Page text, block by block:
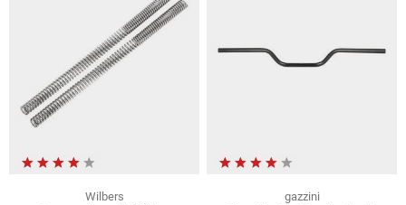
Wilbers
gazzini